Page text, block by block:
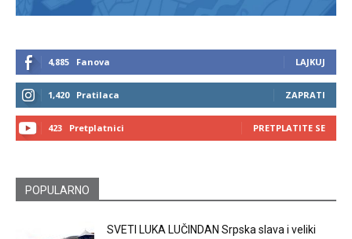
4,885 Fanova LAJKUJ
1,420 Pratilaca ZAPRATI
423 Pretplatnici PRETPLATITE SE
POPULARNO
SVETI LUKA LUČINDAN Srpska slava i veliki